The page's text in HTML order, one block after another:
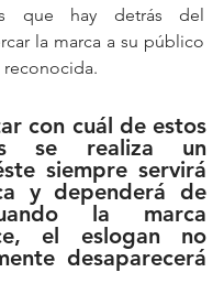
que hay detrás del
la marca a su público
reconocida.
con cuál de estos
se realiza un
siempre servirá
y dependerá de
la marca
el eslogan no
desaparecerá